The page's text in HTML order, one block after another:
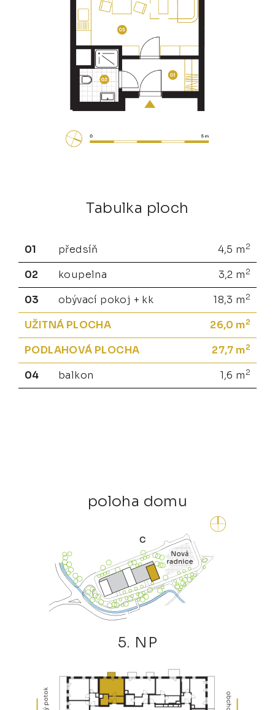
Tabulka ploch
01 předsíň 4,5 m 2
02 koupelna 3,2 m 2
03 obývací pokoj + kk 18,3 m 2
UŽITNÁ PLOCHA 26,0 m2
PODLAHOVÁ PLOCHA 27,7 m2
04 balkon 1,6 m 2
poloha domu
5. NP